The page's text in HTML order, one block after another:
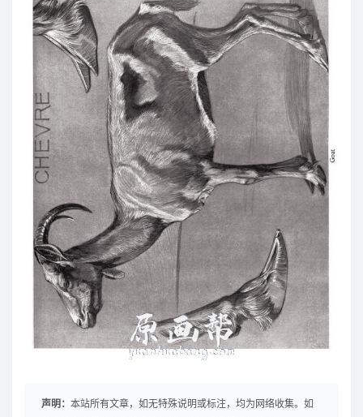
声明： 本站所有文章，如无特殊说明或标注，均为网络收集。如